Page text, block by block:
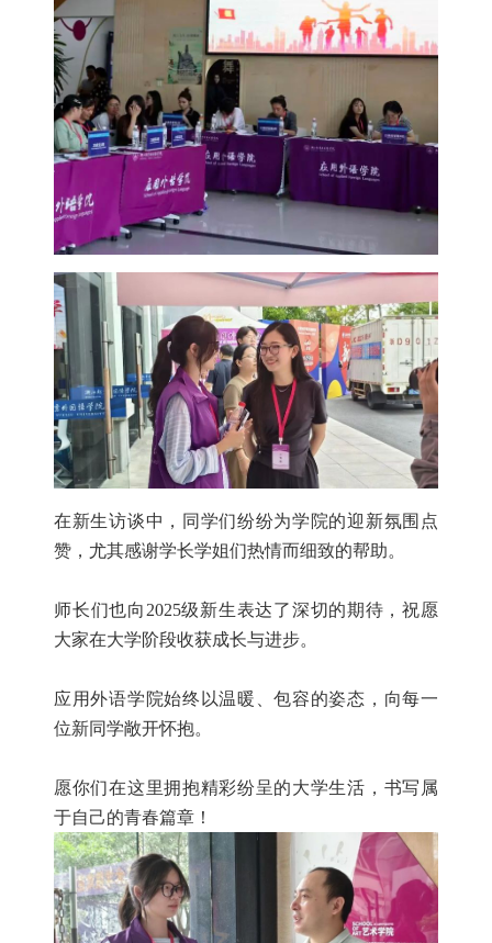
在新生访谈中，同学们纷纷为学院的迎新氛围点
赞，尤其感谢学长学姐们热情而细致的帮助。
师长们也向2025级新生表达了深切的期待，祝愿
大家在大学阶段收获成长与进步。
应用外语学院始终以温暖、包容的姿态，向每一
位新同学敞开怀抱。
愿你们在这里拥抱精彩纷呈的大学生活，书写属
于自己的青春篇章！